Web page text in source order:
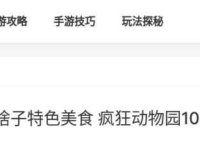
攻略 手游技巧 玩法探秘
特色美食 疯狂动物园